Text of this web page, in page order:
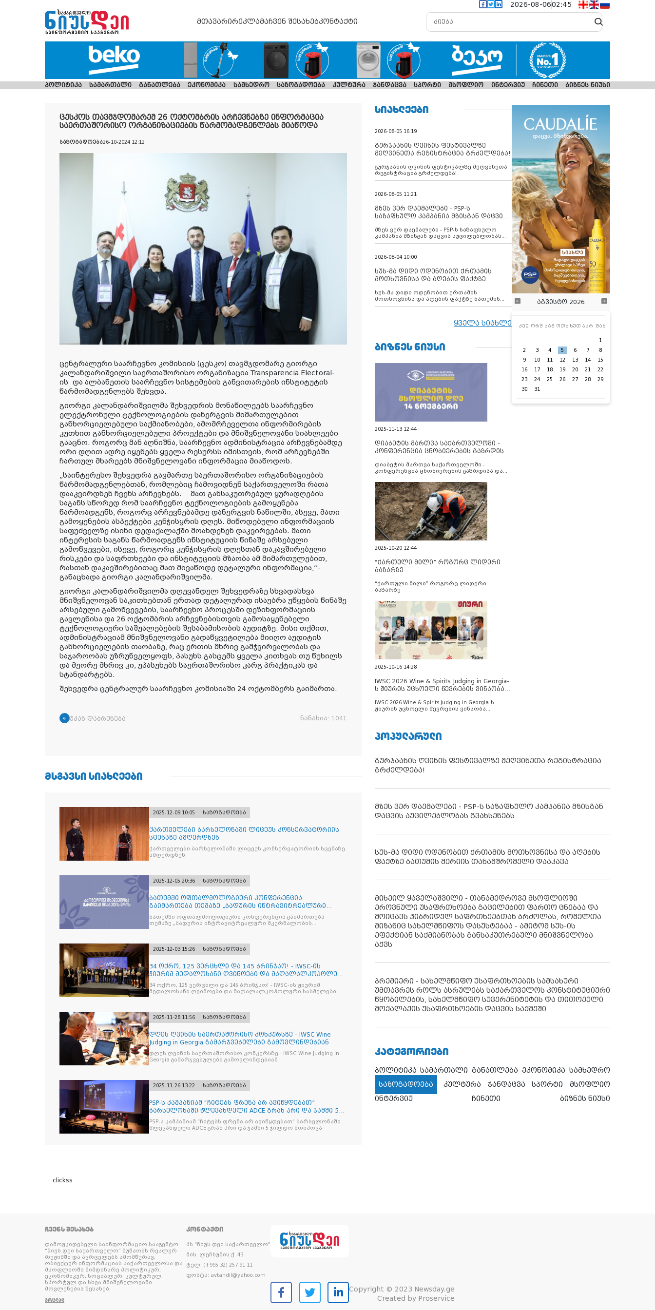
2026-08-0602:45
მთავარირეკლამაჩვენ შესახებკონტაქტი
პოლიტიკა სამართალი განათლება ეკონომიკა სამხედრო საზოგადოება კულტურა ჯანდაცვა სპორტი მსოფლიო ინტერვიუ ჩინეთი ბიზნეს ნიუსი
ცესკოს თავმჯდომარემ 26 ოქტომბრის არჩევნებზე ინფორმაცია
საერთაშორისო ორგანიზაციების წარმომადგენლებს მიაწოდა
საზოგადოება26-10-2024 12:12
ცენტრალური საარჩევნო კომისიის (ცესკო) თავმჯდომარე გიორგი
კალანდარიშვილი საერთაშორისო ორგანიზაცია Transparencia Electoral-
ის და ალბანეთის საარჩევნო სისტემების განვითარების ინსტიტუტის
წარმომადგენლებს შეხვდა.
გიორგი კალანდარიშვილმა შეხვედრის მონაწილეებს საარჩევნო
ელექტრონული ტექნოლოგიების დანერგვის მიმართულებით
განხორციელებული საქმიანობები, ამომრჩეველთა ინფორმირების
კუთხით განხორციელებული პროექტები და მნიშვნელოვანი სიახლეები
გააცნო. როგორც მან აღნიშნა, საარჩევნო ადმინისტრაცია არჩევნებამდე
ორი დღით ადრე იყენებს ყველა რესურსს იმისთვის, რომ არჩევნებში
ჩართულ მხარეებს მნიშვნელოვანი ინფორმაცია მიაწოდოს.
„საინტერესო შეხვედრა გავმართე საერთაშორისო ორგანიზაციების
წარმომადგენლებთან, რომლებიც ჩამოვიდნენ საქართველოში რათა
დააკვირდნენ ჩვენს არჩევნებს. მათ განსაკუთრებულ ყურადღების
საგანს სწორედ რომ საარჩევნო ტექნოლოგიების გამოყენება
წარმოადგენს, როგორც არჩევნებამდე დანერგვის ნაწილში, ასევე, მათი
გამოყენების ასპექტები კენჭისყრის დღეს. მიწოდებული ინფორმაციის
საფუძველზე ისინი დედაქალაქში მოახდენენ დაკვირვებას. მათი
ინტერესის საგანს წარმოადგენს ინსტიტუციის წინაშე არსებული
გამოწვევები, ისევე, როგორც კენჭისყრის დღესთან დაკავშირებული
რისკები და საფრთხეები და ინსტიტუციის მზაობა ამ მიმართულებით,
რასთან დაკავშირებითაც მათ მივაწოდე დეტალური ინფორმაცია,’’-
განაცხადა გიორგი კალანდარიშვილმა.
გიორგი კალანდარიშვილმა დღევანდელ შეხვედრაზე სხვადასხვა
მნიშვნელოვან საკითხებთან ერთად დეტალურად ისაუბრა უწყების წინაშე
არსებული გამოწვევების, საარჩევნო პროცესში დეზინფორმაციის
გავლენისა და 26 ოქტომბრის არჩევნებისთვის გამოსაყენებელი
ტექნოლოგიური საშუალებების შესაბამისობის აუდიტზე. მისი თქმით,
ადმინისტრაციამ მნიშვნელოვანი გადაწყვეტილება მიიღო აუდიტის
განხორციელების თაობაზე, რაც ერთის მხრივ გამჭვირვალობას და
საჯაროობას უზრუნველყოფს, პასუხს გასცემს ყველა კითხვას თუ წუხილს
და მეორე მხრივ კი, უპასუხებს საერთაშორისო კარგ პრაქტიკას და
სტანდარტებს.
შეხვედრა ცენტრალურ საარჩევნო კომისიაში 24 ოქტომბერს გაიმართა.
უკან დაბრუნება ნანახია: 1041
ᲛᲡᲒᲐᲕᲡᲘ ᲡᲘᲐᲮᲚᲔᲔᲑᲘ
2025-12-09 10:05 საზოგადოება
ქართველები ბარსელონაში ლიცეუს კონსერვატორიის
სცენაზე ამღერდნენ
ქართველები ბარსელონაში ლიცეუს კონსერვატორიის სცენაზე
ამღერდნენ
2025-12-05 20:36 საზოგადოება
ბათუმში ოფთალმოლოგიური კონფერენცია
გაიმართება თემაზე „ბადურის ინტრავიტრეალური
მკურნალობის ოპტიმიზაცი
ბათუმში ოფთალმოლოგიური კონფერენცია გაიმართება
თემაზე „ბადურის ინტრავიტრეალური მკურნალობის
2025-12-03 15:26 საზოგადოება
34 ოქრო, 125 ვერცხლი და 145 ბრინჯაო! - IWSC-ის
ჟიურიმ მედალოსანი ღვინოები და მაღალალკოჰოლური
სასმელე
34 ოქრო, 125 ვერცხლი და 145 ბრინჯაო! - IWSC-ის ჟიურიმ
მედალოსანი ღვინოები და მაღალალკოჰოლური სასმელები
2025-11-28 11:56 საზოგადოება
დღეს ღვინის საერთაშორისო კონკურსზე - IWSC Wine
Judging in Georgia გამარჯვებულები გამოვლინდებიან
დღეს ღვინის საერთაშორისო კონკურსზე - IWSC Wine Judging in
Georgia გამარჯვებულები გამოვლინდებიან
2025-11-26 13:22 საზოგადოება
PSP-ს კამპანიამ “ჩიტებს ფრენა არ ავიწყდებათ”
ბარსელონაში წლევანდელი ADCE გრან პრი და ჯამში 5
ჯილდო მ
PSP-ს კამპანიამ “ჩიტებს ფრენა არ ავიწყდებათ” ბარსელონაში
წლევანდელი ADCE გრან პრი და ჯამში 5 ჯილდო მოიპოვა
clickss
ᲡᲘᲐᲮᲚᲔᲔᲑᲘ
2026-08-05 16:19
გურჯაანის ღვინის ფესტივალზე
მეღვინეთა რეგისტრაცია გრძელდება!
გურჯაანის ღვინის ფესტივალზე მეღვინეთა
რეგისტრაცია გრძელდება!
2026-08-05 11:21
მზეს ვერ დაემალები - PSP-ს
საზაფხულო კამპანია მზისგან დაცვის
მზეს ვერ დაემალები - PSP-ს საზაფხულო
კამპანია მზისგან დაცვის აუცილებლობას
გვახსენებს
2026-08-04 10:00
სუს-მა დიდი ოდენობით ქრთამის
მოთხოვნისა და აღების ფაქტზე
დააკავა
სუს-მა დიდი ოდენობით ქრთამის
მოთხოვნისა და აღების ფაქტზე ბათუმის
მერიის თანამშრომელი დააკავა
ყველა სიახლე
ᲑᲘᲖᲜᲔᲡ ᲜᲘᲣᲡᲘ
2025-11-13 12:44
დიაბეტის მართვა საქართველოში -
კონფერენცია ცნობიერების გაზრდისა
დიაბეტის მართვა საქართველოში -
კონფერენცია ცნობიერების გაზრდისა და
2025-10-20 12:44
“ქართული მილი” როგორც ლიდერი
ბაზარზე
“ქართული მილი” როგორც ლიდერი
ბაზარზე
2025-10-16 14:28
IWSC 2026 Wine & Spirits Judging in Georgia-
ს ჟიურის უცხოელი წევრების ვინაობა
IWSC 2026 Wine & Spirits Judging in Georgia-ს
ჟიურის უცხოელი წევრების ვინაობა
აგვისტო 2026
კვი ორშ სამ ოთხ ხუთ პარ შაბ
1
2
3 4 5 6 7
8
9
10 11 12 13 14
15
16
17 18 19 20 21
22
23
24 25 26 27 28
29
30
31
ᲞᲝᲞᲣᲚᲐᲠᲣᲚᲘ
გურჯაანის ღვინის ფესტივალზე მეღვინეთა რეგისტრაცია
გრძელდება!
მზეს ვერ დაემალები - PSP-ს საზაფხულო კამპანია მზისგან
დაცვის აუცილებლობას გვახსენებს
სუს-მა დიდი ოდენობით ქრთამის მოთხოვნისა და აღების
ფაქტზე ბათუმის მერიის თანამშრომელი დააკავა
მიხეილ ყაველაშვილი - თანამედროვე მსოფლიოში
ეროვნული უსაფრთხოება გაცილებით ფართო ცნებაა და
მოიცავს ჰიბრიდულ საფრთხეებთან ბრძოლას, რომელთა
მიზანიც სახელმწიფოს დასუსტებაა - ამიტომ სუს-ის
ეფექტიან საქმიანობას განსაკუთრებული მნიშვნელობა
აქვს
პრემიერი - სახელმწიფო უსაფრთხოების სამსახური
უმთავრეს როლს ასრულებს საქართველოს კონსტიტუციური
წყობილების, სახელმწიფო სუვერენიტეტის და თითოეული
მოქალაქის უსაფრთხოების დაცვის საქმეში
ᲙᲐᲢᲔᲒᲝᲠᲘᲔᲑᲘ
პოლიტიკა სამართალი განათლება ეკონომიკა სამხედრო
საზოგადოება
კულტურა ჯანდაცვა სპორტი
მსოფლიო
ინტერვიუ
ჩინეთი ბიზნეს ნიუსი
ᲩᲕᲔᲜᲡ ᲨᲔᲡᲐᲮᲔᲑ
დამოუკიდებელი საინფორმაციო სააგენტო
“ნიუს დეი საქართველო” მუშაობს რეალურ
რეჟიმში და ავრცელებს ამომწურავ,
ობიექტურ ინფორმაციას საქართველოსა და
მსოფლიოში მიმდინარე პოლიტიკურ,
ეკონომიკურ, სოციალურ, კულტურულ,
სპორტულ და სხვა მნიშვნელოვანი
მოვლენების შესახებ.
ᲕᲠᲪᲚᲐᲓ
ᲙᲝᲜᲢᲐᲥᲢᲘ
პს "ნიუს დეი საქართველო"
მის: ლეჩხუმის ქ. 43
ტელ: (+995 32) 257 91 11
ფოსტა: avtandil@yahoo.com
Copyright © 2023 Newsday.ge
Created by Proservice